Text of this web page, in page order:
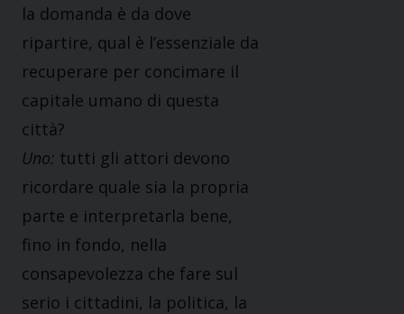
la domanda è da dove
ripartire, qual è l’essenziale da
recuperare per concimare il
capitale umano di questa
città?
Uno: tutti gli attori devono
ricordare quale sia la propria
parte e interpretarla bene,
fino in fondo, nella
consapevolezza che fare sul
serio i cittadini, la politica, la